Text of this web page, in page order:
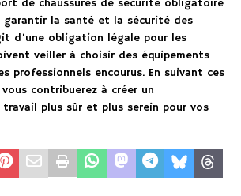
de chaussures de sécurité obligatoire
garantir la santé et la sécurité des
d’une obligation légale pour les
veiller à choisir des équipements
professionnels encourus. En suivant ces
contribuerez à créer un
plus sûr et plus serein pour vos